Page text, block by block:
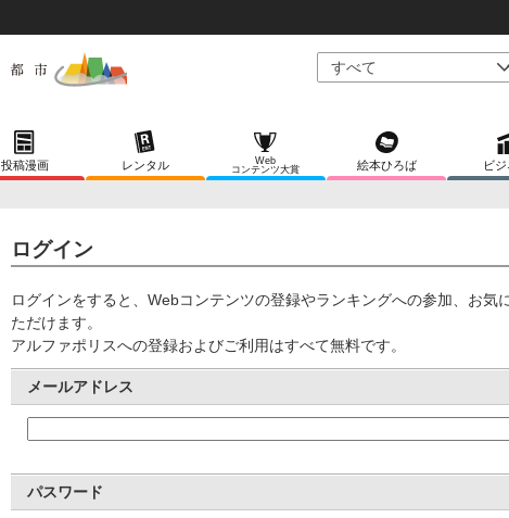
投稿漫画 レンタル
Web
コンテンツ大賞
絵本ひろば ビ
ログイン
ログインをすると、Webコンテンツの登録やランキングへの参加、お気
ただけます。
アルファポリスへの登録およびご利用はすべて無料です。
メールアドレス
パスワード